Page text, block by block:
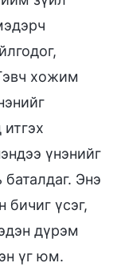
хожим
үнэнийг
баталдаг. Энэ
бичиг үсэг,
дүрэм
үг юм.